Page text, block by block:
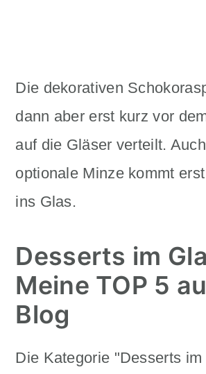
Die dekorativen
dann aber erst kurz vor
auf die Gläser verteilt.
optionale Minze kommt
ins Glas.
Desserts im
Meine TOP 5
Blog
Die Kategorie "Desserts